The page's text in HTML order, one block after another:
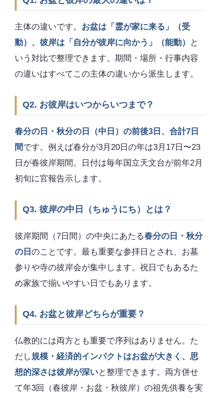
主体の違いです。 お盆は「霊が家に来る」（受
動）、彼岸は「自分が彼岸に向かう」（能動）
と
いう対比で整理できます。期間・場所・行事内容
の違いはすべてこの主体の違いから派生します。
Q2. お彼岸はいつからいつまで？
春分の日・秋分の日（中日）の前後3日、合計7日
間です。例えば春分が3月20日の年は3月17日〜23
日が春彼岸期間。日付は毎年国立天文台が前年2月
初旬に官報告示します。
Q3. 彼岸の中日（ちゅうにち）とは？
彼岸期間（7日間）の中央にあたる春分の日・秋分
の日 のことです。最も重要な参拝日とされ、お墓
参りや寺の彼岸会が集中します。祝日でもあるた
め家族で揃いやすい日でもあります。
Q4. お盆と彼岸どちらが重要？
仏教的には両方とも重要で序列はありません。た
だし規模・経済的インパクトはお盆が大きく、思
想的深さは彼岸が深いと整理できます。両方併せ
て年3回（春彼岸・お盆・秋彼岸）の祖先供養を実